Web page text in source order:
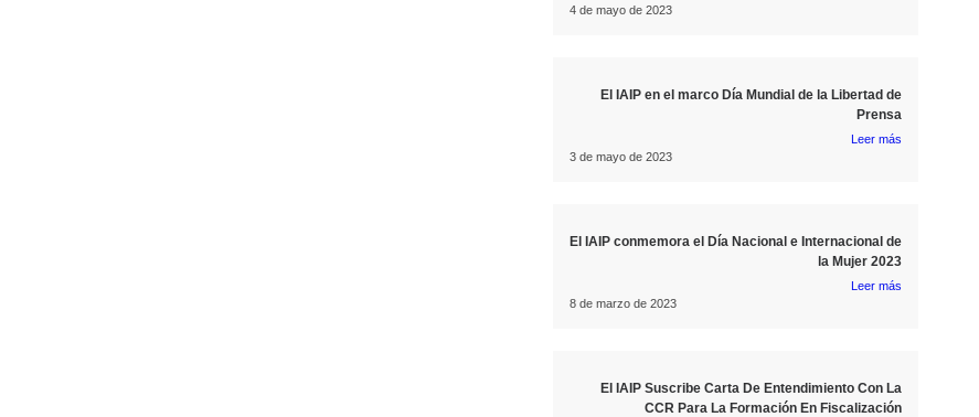
4 de mayo de 2023
El IAIP en el marco Día Mundial de la Libertad de
Prensa
Leer más
3 de mayo de 2023
El IAIP conmemora el Día Nacional e Internacional de
la Mujer 2023
Leer más
8 de marzo de 2023
El IAIP Suscribe Carta De Entendimiento Con La
CCR Para La Formación En Fiscalización